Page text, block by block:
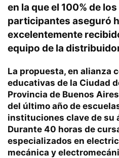
en la que el 100% de
participantes aseguró
excelentemente
equipo de la
La propuesta, en alianza
educativas de la Ciudad
Provincia de Buenos
del último año de
instituciones clave de su
Durante 40 horas de
especializados en
mecánica y